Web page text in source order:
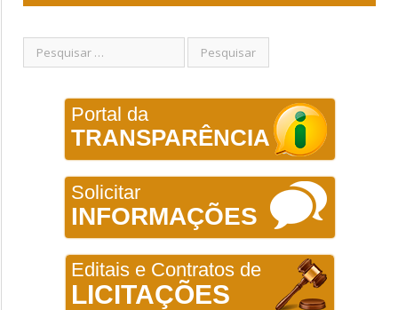
Portal da
TRANSPARÊNCIA
Solicitar
INFORMAÇÕES
Editais e Contratos de
LICITAÇÕES